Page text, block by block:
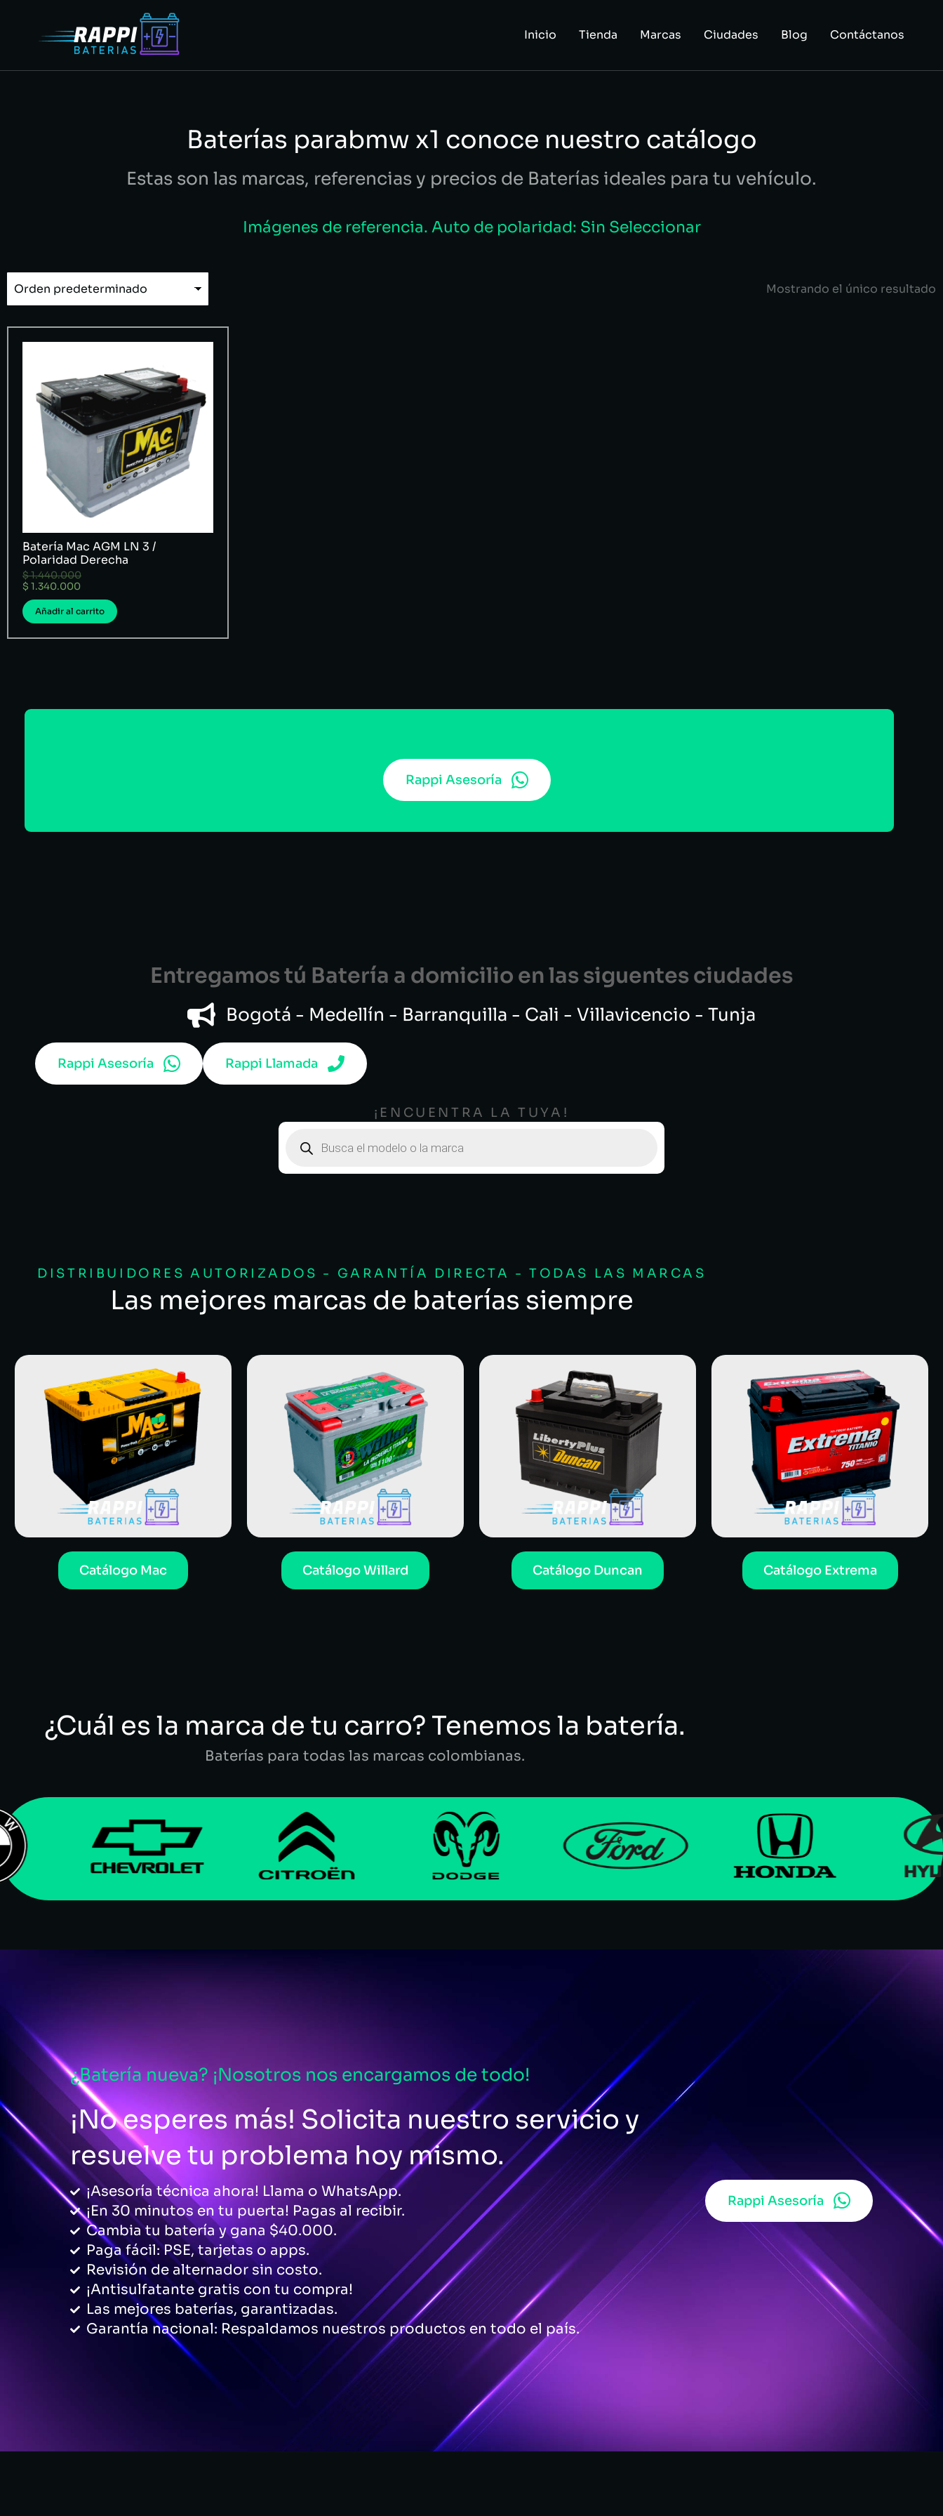
Inicio Tienda Marcas Ciudades Blog Contáctanos
Baterías parabmw x1 conoce nuestro catálogo
Estas son las marcas, referencias y precios de Baterías ideales para tu vehículo.
Imágenes de referencia. Auto de polaridad: Sin Seleccionar
Mostrando el único resultado
Batería Mac AGM LN 3 /
Polaridad Derecha
$1.440.000
$ 1.340.000
Añadir al carrito
Rappi Asesoría
Entregamos tú Batería a domicilio en las siguentes ciudades
Bogotá - Medellín - Barranquilla - Cali - Villavicencio - Tunja
Rappi Asesoría Rappi Llamada
¡ENCUENTRA LA TUYA!
DISTRIBUIDORES AUTORIZADOS - GARANTÍA DIRECTA - TODAS LAS MARCAS
Las mejores marcas de baterías siempre
Catálogo Mac Catálogo Willard Catálogo Duncan Catálogo Extrema
¿Cuál es la marca de tu carro? Tenemos la batería.
Baterías para todas las marcas colombianas.
¿Batería nueva? ¡Nosotros nos encargamos de todo!
¡No esperes más! Solicita nuestro servicio y
resuelve tu problema hoy mismo.
¡Asesoría técnica ahora! Llama o WhatsApp.
¡En 30 minutos en tu puerta! Pagas al recibir.
Cambia tu batería y gana $40.000.
Paga fácil: PSE, tarjetas o apps.
Revisión de alternador sin costo.
¡Antisulfatante gratis con tu compra!
Las mejores baterías, garantizadas.
Garantía nacional: Respaldamos nuestros productos en todo el país.
Rappi Asesoría